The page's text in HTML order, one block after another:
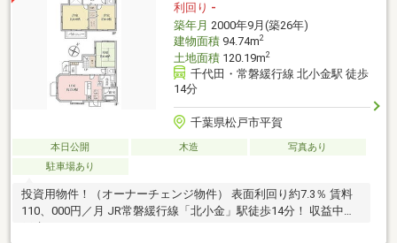
利回り -
築年月 2000年9月(築26年)
建物面積94.74m2
土地面積120.19m2
千代田・常磐緩行線 北小金駅 徒歩
14分
千葉県松戸市平賀
本日公開 木造
写真あり
駐車場あり
投資用物件！（オーナーチェンジ物件） 表面利回り約7.3％ 賃料
110、000円／月 JR常磐緩行線「北小金」駅徒歩14分！ 収益中古